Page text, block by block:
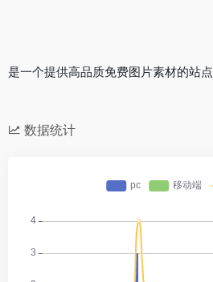
是一个提供高品质免费图片素材的站点
数据统计